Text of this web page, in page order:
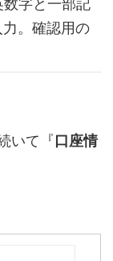
字と一部記
。確認用の
いて『口座情